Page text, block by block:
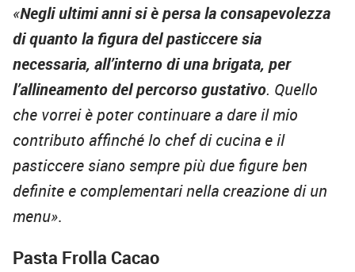
«Negli ultimi anni si è persa la consapevolezza
di quanto la figura del pasticcere sia
necessaria, all’interno di una brigata, per
l’allineamento del percorso gustativo. Quello
che vorrei è poter continuare a dare il mio
contributo affinché lo chef di cucina e il
pasticcere siano sempre più due figure ben
definite e complementari nella creazione di un
menu».
Pasta Frolla Cacao